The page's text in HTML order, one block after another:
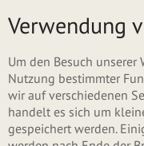
Menü
Verwendung
Um den Besuch
Nutzung bestimmter
wir auf verschiedenen
handelt es sich um
gespeichert werden.